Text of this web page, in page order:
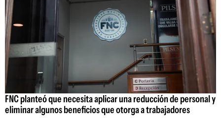
FNC planteó que necesita aplicar una reducción de personal y
eliminar algunos beneficios que otorga a trabajadores